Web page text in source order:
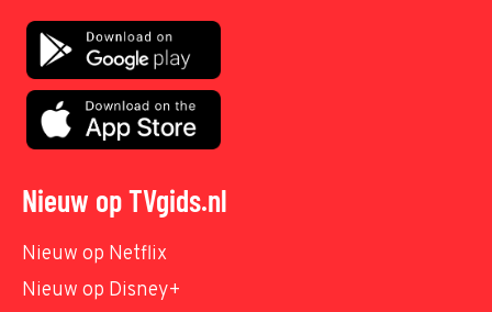
Nieuw op TVgids.nl
Nieuw op Netflix
Nieuw op Disney+